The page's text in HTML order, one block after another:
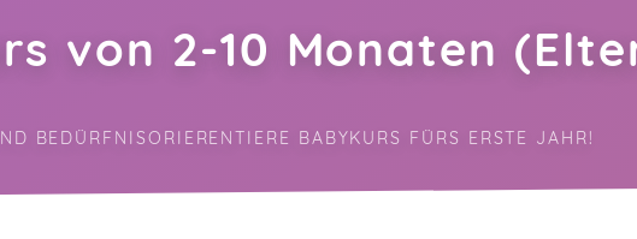
von 2-10 Monaten
BEDÜRFNISORIERENTIERE BABYKURS FÜRS ERSTE JAHR!